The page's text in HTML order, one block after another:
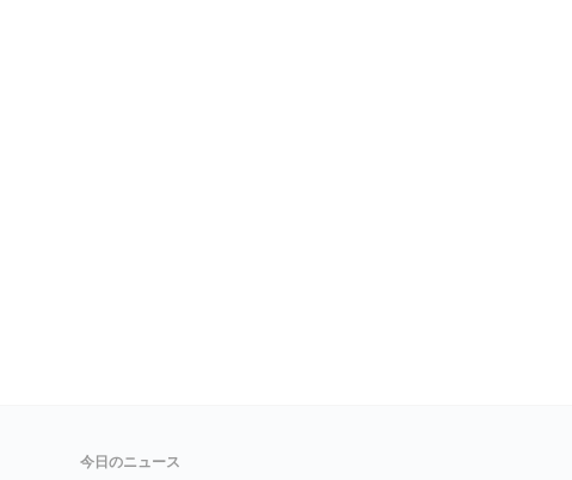
今日のニュース